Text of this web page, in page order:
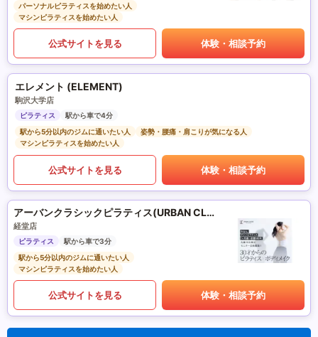
パーソナルピラティスを始めたい人
マシンピラティスを始めたい人
公式サイトを見る 体験・相談予約
エレメント (ELEMENT)
駒沢大学店
ピラティス
駅から車で4分
駅から5分以内のジムに通いたい人
姿勢・腰痛・肩こりが気になる人
マシンピラティスを始めたい人
公式サイトを見る 体験・相談予約
アーバンクラシックピラティス(URBAN CLASSIC PILATES)
経堂店
ピラティス
駅から車で3分
駅から5分以内のジムに通いたい人
マシンピラティスを始めたい人
公式サイトを見る 体験・相談予約